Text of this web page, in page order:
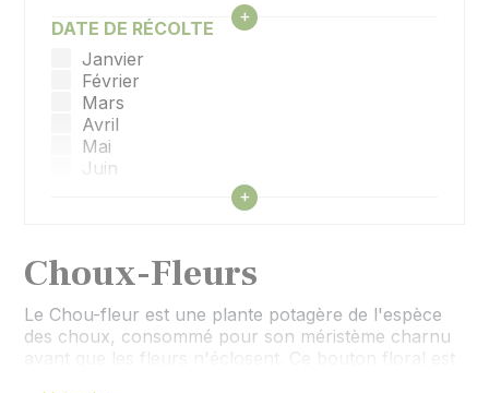
Aout
Septembre
Octobre
Novembre
Décembre
Afficher tous les filtres
+
DATE DE RÉCOLTE
Janvier
Février
Mars
Avril
Mai
Juin
Novembre
Afficher tous les filtres
+
Choux-Fleurs
Le Chou-fleur est une plante potagère de l'espèce
des choux, consommé pour son méristème charnu
avant que les fleurs n'éclosent. Ce bouton floral est